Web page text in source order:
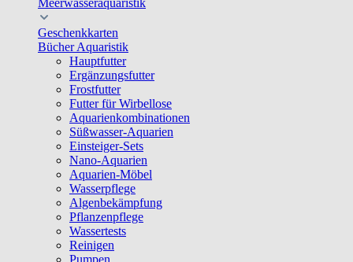
Meerwasseraquaristik
Geschenkkarten
Bücher Aquaristik
Hauptfutter
Ergänzungsfutter
Frostfutter
Futter für Wirbellose
Aquarienkombinationen
Süßwasser-Aquarien
Einsteiger-Sets
Nano-Aquarien
Aquarien-Möbel
Wasserpflege
Algenbekämpfung
Pflanzenpflege
Wassertests
Reinigen
Pumpen